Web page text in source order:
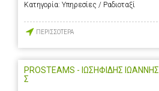
Κατηγορία: Υπηρεσίες / Ραδιοταξί
ΠΕΡΙΣΣΟΤΕΡΑ
PROSTEAMS - ΙΩΣΗΦΙΔΗΣ ΙΩΑΝΝΗΣ
Σ